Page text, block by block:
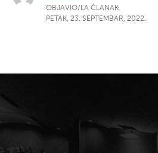
OBJAVIO/LA ČLANAK.
PETAK, 23. SEPTEMBAR, 2022.